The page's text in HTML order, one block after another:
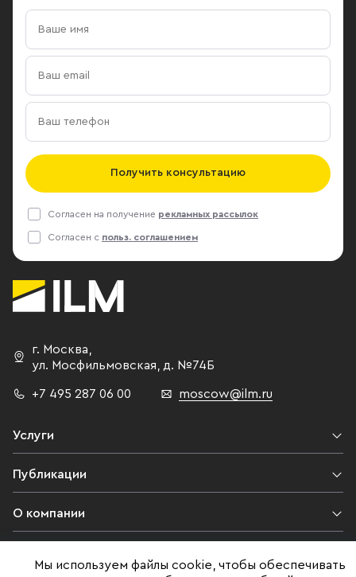
Получить консультацию
Согласен на получение рекламных рассылок
Согласен с польз. соглашением
г. Москва
ул. Мосфильмовская,
д. №74Б
+7 495 287 06 00 moscow@ilm.ru
Услуги
Публикации
О компании
Мы используем файлы cookie, чтобы обеспечивать